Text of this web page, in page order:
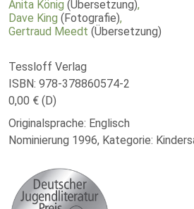
Anita König (Übersetzung),
Dave King (Fotografie),
Gertraud Meedt (Übersetzung)
Tessloff Verlag
ISBN: 978-378860574-2
0,00 € (D)
Originalsprache: Englisch
Nominierung 1996, Kategorie: